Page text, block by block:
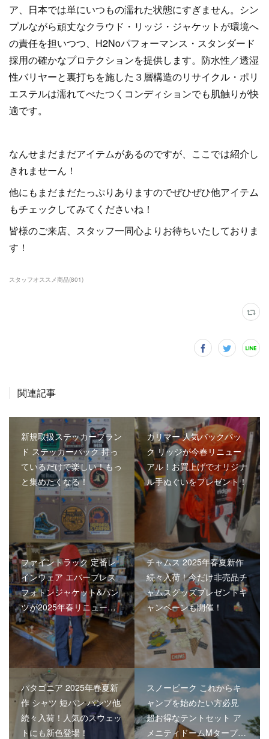
ア、日本では単にいつもの濡れた状態にすぎません。シン
プルながら頑丈なクラウド・リッジ・ジャケットが環境へ
の責任を担いつつ、H2Noパフォーマンス・スタンダード
採用の確かなプロテクションを提供します。防水性／透湿
性バリヤーと裏打ちを施した３層構造のリサイクル・ポリ
エステルは濡れてべたつくコンディションでも肌触りが快
適です。
なんせまだまだアイテムがあるのですが、ここでは紹介し
きれませーん！
他にもまだまだたっぷりありますのでぜひぜひ他アイテム
もチェックしてみてくださいね！
皆様のご来店、スタッフ一同心よりお待ちいたしておりま
す！
スタッフオススメ商品(801)
関連記事
新規取扱ステッカーブラン
ド ステッカーパック 持っ
ているだけで楽しい！もっ
と集めたくなる！
カリマー 人気バックパッ
ク リッジが今春リニュー
アル！お買上げでオリジナ
ル手ぬぐいをプレゼント！
ファイントラック 定番レ
インウェア エバーブレス
フォトンジャケット&パン
ツが2025年春リニュー…
チャムス 2025年春夏新作
続々入荷！今だけ非売品チ
ャムスグッズプレゼントキ
ャンペーンも開催！
パタゴニア 2025年春夏新
作 シャツ 短パン パンツ他
続々入荷！人気のスウェッ
トにも新色登場！
スノーピーク これからキ
ャンプを始めたい方必見
超お得なテントセット ア
メニティドームMタープ…